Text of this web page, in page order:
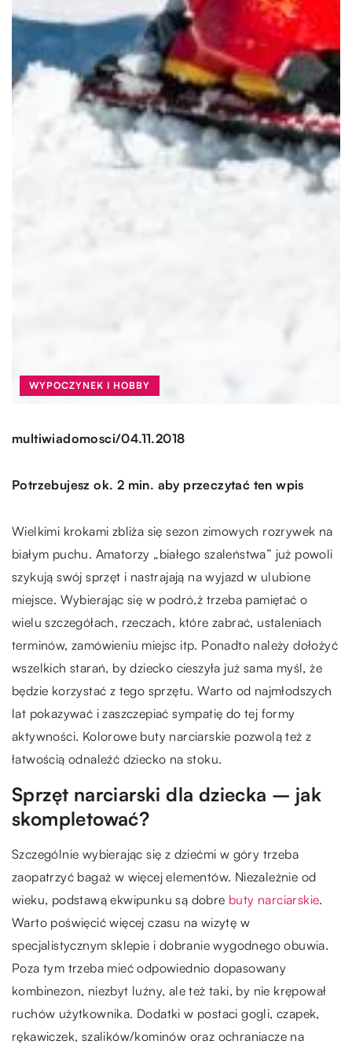
WYPOCZYNEK I HOBBY
multiwiadomosci/04.11.2018
Potrzebujesz ok. 2 min. aby przeczytać ten wpis
Wielkimi krokami zbliża się sezon zimowych rozrywek na
białym puchu. Amatorzy „białego szaleństwa” już powoli
szykują swój sprzęt i nastrajają na wyjazd w ulubione
miejsce. Wybierając się w podró,ż trzeba pamiętać o
wielu szczegółach, rzeczach, które zabrać, ustaleniach
terminów, zamówieniu miejsc itp. Ponadto należy dołożyć
wszelkich starań, by dziecko cieszyła już sama myśl, że
będzie korzystać z tego sprzętu. Warto od najmłodszych
lat pokazywać i zaszczepiać sympatię do tej formy
aktywności. Kolorowe buty narciarskie pozwolą też z
łatwością odnaleźć dziecko na stoku.
Sprzęt narciarski dla dziecka – jak
skompletować?
Szczególnie wybierając się z dziećmi w góry trzeba
zaopatrzyć bagaż w więcej elementów. Niezależnie od
wieku, podstawą ekwipunku są dobre buty narciarskie.
Warto poświęcić więcej czasu na wizytę w
specjalistycznym sklepie i dobranie wygodnego obuwia.
Poza tym trzeba mieć odpowiednio dopasowany
kombinezon, niezbyt luźny, ale też taki, by nie krępował
ruchów użytkownika. Dodatki w postaci gogli, czapek,
rękawiczek, szalików/kominów oraz ochraniacze na